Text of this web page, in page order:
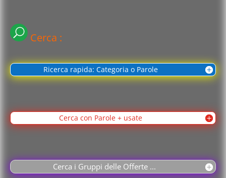
Cerca :
Ricerca rapida: Categoria o Parole
Cerca con Parole + usate
Cerca i Gruppi delle Offerte ...